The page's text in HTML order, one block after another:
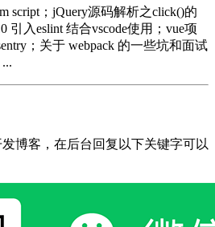
script；jQuery源码解析之click()的
引入eslint 结合vscode使用；vue项
；关于 webpack 的一些坑和面试
博客，在后台回复以下关键字可以